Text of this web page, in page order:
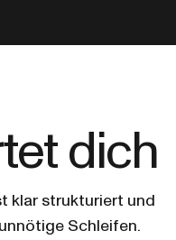
dich
klar strukturiert und
Schleifen.